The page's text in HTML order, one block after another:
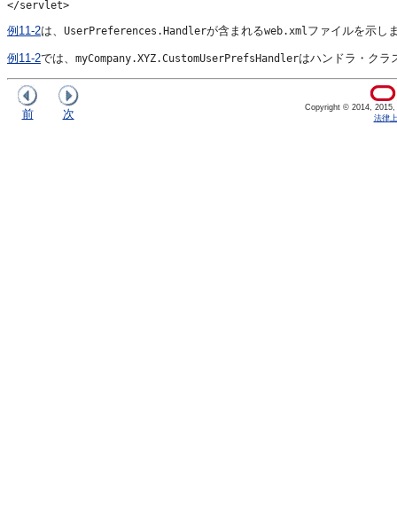
例11-2は、 UserPreferences.Handlerが含まれるweb.xml ファイルを示し
例11-2では、 myCompany.XYZ.CustomUserPrefsHandlerはハンドラ・クラ
前 次
Copyright © 2014,
法律